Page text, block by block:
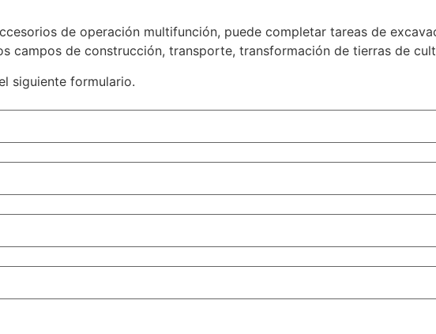
de operación multifunción, puede completar tareas de
campos de construcción, transporte, transformación de tierras de
siguiente formulario.